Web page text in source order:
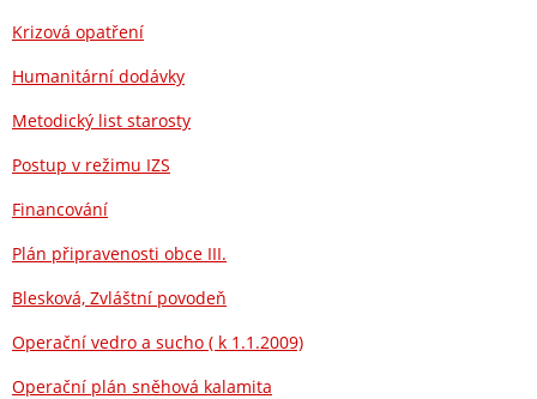
Krizová opatření
Humanitární dodávky
Metodický list starosty
Postup v režimu IZS
Financování
Plán připravenosti obce III.
Blesková, Zvláštní povodeň
Operační vedro a sucho ( k 1.1.2009)
Operační plán sněhová kalamita